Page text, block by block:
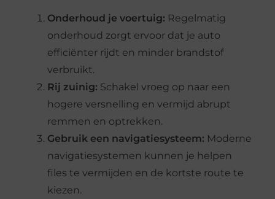
Onderhoud je voertuig: Regelmatig
onderhoud zorgt ervoor dat je auto
efficiënter rijdt en minder brandstof
verbruikt.
Rij zuinig: Schakel vroeg op naar een
hogere versnelling en vermijd abrupt
remmen en optrekken.
Gebruik een navigatiesysteem: Moderne
navigatiesystemen kunnen je helpen
files te vermijden en de kortste route te
kiezen.